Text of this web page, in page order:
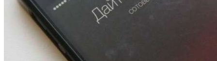
Сладкий праздник в Волгограде: в Центральном
парке прошёл фестиваль „Арбузный переполох“